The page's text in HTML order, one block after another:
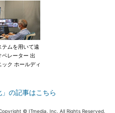
テムを用いて遠
ペレーター 出
ック ホールディ
の記事はこちら
© ITmedia, Inc. All Rights Reserved.